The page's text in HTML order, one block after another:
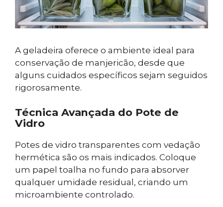
A geladeira oferece o ambiente ideal para
conservação de manjericão, desde que
alguns cuidados específicos sejam seguidos
rigorosamente.
Técnica Avançada do Pote de
Vidro
Potes de vidro transparentes com vedação
hermética são os mais indicados. Coloque
um papel toalha no fundo para absorver
qualquer umidade residual, criando um
microambiente controlado.